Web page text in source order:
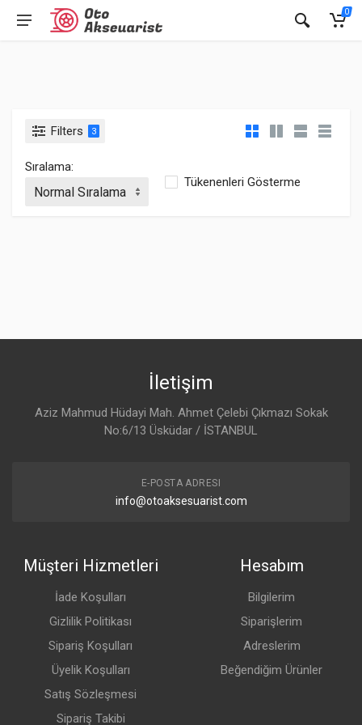
0
Filters 3
Sıralama:
Tükenenleri Gösterme
İletişim
Aziz Mahmud Hüdayi Mah. Ahmet Çelebi Çıkmazı Sokak
No:6/13 Üsküdar / İSTANBUL
E-POSTA ADRESI
info@otoaksesuarist.com
Müşteri Hizmetleri
İade Koşulları
Gizlilik Politikası
Sipariş Koşulları
Üyelik Koşulları
Satış Sözleşmesi
Sipariş Takibi
Hesabım
Bilgilerim
Siparişlerim
Adreslerim
Beğendiğim Ürünler